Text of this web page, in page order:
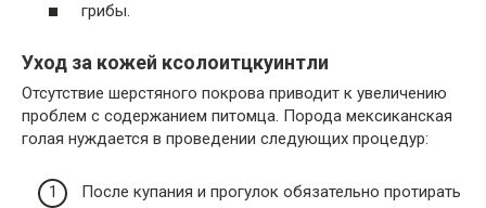
грибы.
Уход за кожей ксолоитцкуинтли
Отсутствие шерстяного покрова приводит к увеличению
проблем с содержанием питомца. Порода мексиканская
голая нуждается в проведении следующих процедур:
После купания и прогулок обязательно протирать